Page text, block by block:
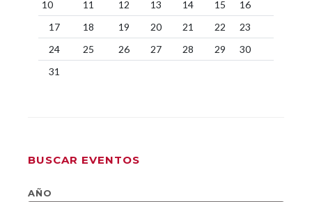
10
11 12 13 14 15
16
17
18 19 20 21 22
23
24
25 26 27 28 29
30
31
BUSCAR EVENTOS
AÑO